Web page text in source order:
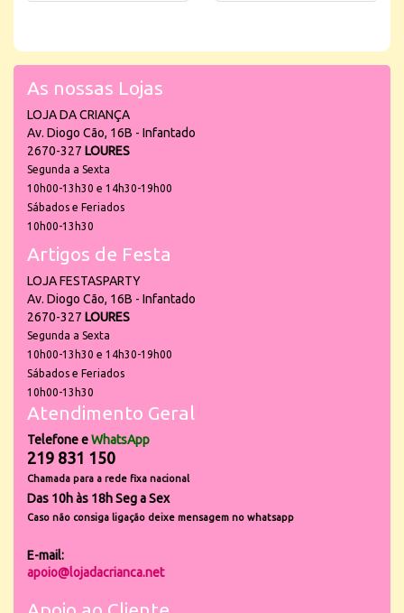
As nossas Lojas
LOJA DA CRIANÇA
Av. Diogo Cão, 16B - Infantado
2670-327 LOURES
Segunda a Sexta
10h00-13h30 e 14h30-19h00
Sábados e Feriados
10h00-13h30
Artigos de Festa
LOJA FESTASPARTY
Av. Diogo Cão, 16B - Infantado
2670-327 LOURES
Segunda a Sexta
10h00-13h30 e 14h30-19h00
Sábados e Feriados
10h00-13h30
Atendimento Geral
Telefone eWhatsApp
219 831 150
Chamada para a rede fixa nacional
Das 10h às 18h Seg a Sex
Caso não consiga ligação deixe mensagem no whatsapp
E-mail:
apoio@lojadacrianca.net